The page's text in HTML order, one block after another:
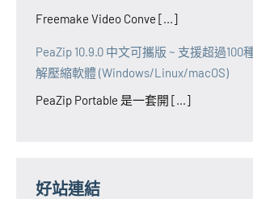
Freemake Video Conve [...]
PeaZip 10.9.0 中文可攜版 ~ 支援超過100
解壓縮軟體 (Windows/Linux/macOS)
PeaZip Portable 是一套開 [...]
好站連結